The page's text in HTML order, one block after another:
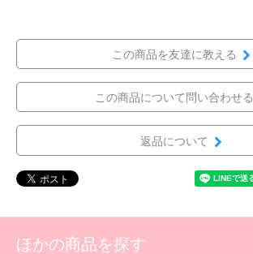
この商品を友達に教える
この商品について問い合わせる
返品について
ほかの商品を探す